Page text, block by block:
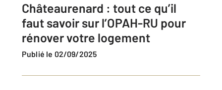
Châteaurenard : tout ce qu’il
faut savoir sur l’OPAH-RU pour
rénover votre logement
Publié le 02/09/2025